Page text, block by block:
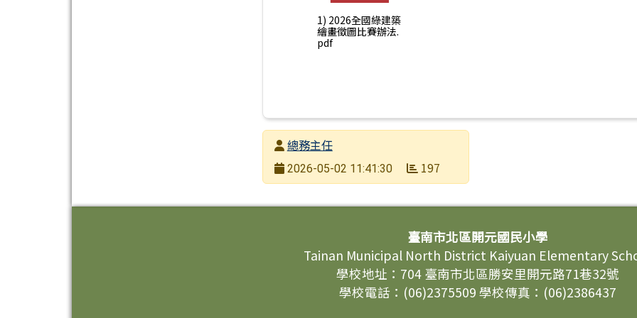
1) 2026全國綠建築
繪畫徵圖比賽辦法.
pdf
發布者總務主任
發布日期
2026-05-02 11:41:30 197
臺南市北區開元國民小學
Tainan Municipal North District Kaiyuan Elementary
學校地址：704 臺南市北區勝安里開元路71巷32號
學校電話：(06)2375509 學校傳真：(06)2386437